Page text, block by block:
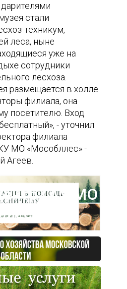
стали
техникум,
леса, ныне
уже на
сотрудники
лесхоза.
размещается в холле
филиала, она
посетителю. Вход
- уточнил
филиала
МО «Мособллес» -
Агеев.
ГАУ МО